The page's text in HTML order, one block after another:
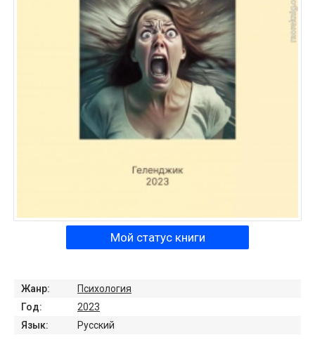
Мой статус книги
Жанр:
Психология
Год:
2023
Язык:
Русский